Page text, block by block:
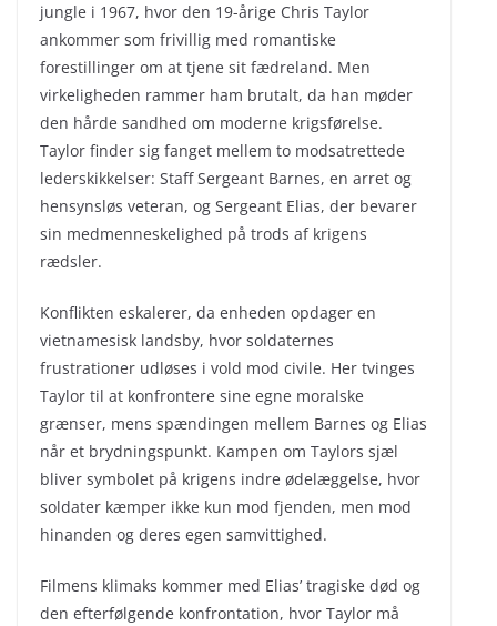
jungle i 1967, hvor den 19-årige Chris Taylor
ankommer som frivillig med romantiske
forestillinger om at tjene sit fædreland. Men
virkeligheden rammer ham brutalt, da han møder
den hårde sandhed om moderne krigsførelse.
Taylor finder sig fanget mellem to modsatrettede
lederskikkelser: Staff Sergeant Barnes, en arret og
hensynsløs veteran, og Sergeant Elias, der bevarer
sin medmenneskelighed på trods af krigens
rædsler.
Konflikten eskalerer, da enheden opdager en
vietnamesisk landsby, hvor soldaternes
frustrationer udløses i vold mod civile. Her tvinges
Taylor til at konfrontere sine egne moralske
grænser, mens spændingen mellem Barnes og Elias
når et brydningspunkt. Kampen om Taylors sjæl
bliver symbolet på krigens indre ødelæggelse, hvor
soldater kæmper ikke kun mod fjenden, men mod
hinanden og deres egen samvittighed.
Filmens klimaks kommer med Elias’ tragiske død og
den efterfølgende konfrontation, hvor Taylor må